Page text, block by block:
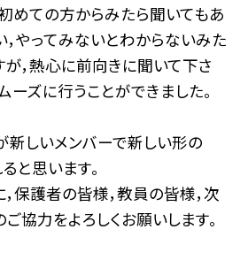
めての方からみたら聞いてもあ
やってみないとわからないみた
，熱心に前向きに聞いて下さ
ーズに行うことができました。
しいメンバーで新しい形の
と思います。
保護者の皆様，教員の皆様，次
協力をよろしくお願いします。